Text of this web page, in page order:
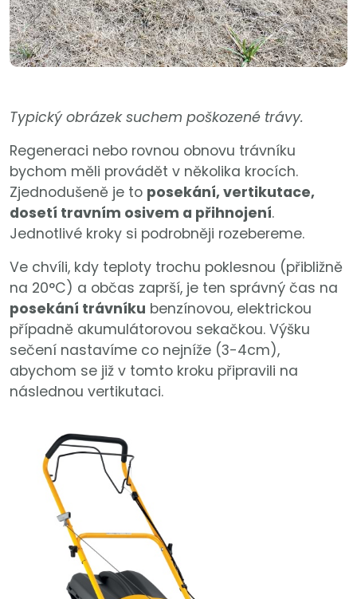
Typický obrázek suchem poškozené trávy.
Regeneraci nebo rovnou obnovu trávníku
bychom měli provádět v několika krocích.
Zjednodušeně je to posekání, vertikutace,
dosetí travním osivem a přihnojení.
Jednotlivé kroky si podrobněji rozebereme.
Ve chvíli, kdy teploty trochu poklesnou (přibližně
na 20°C) a občas zaprší, je ten správný čas na
posekání trávníku benzínovou, elektrickou
případně akumulátorovou sekačkou. Výšku
sečení nastavíme co nejníže (3-4cm),
abychom se již v tomto kroku připravili na
následnou vertikutaci.